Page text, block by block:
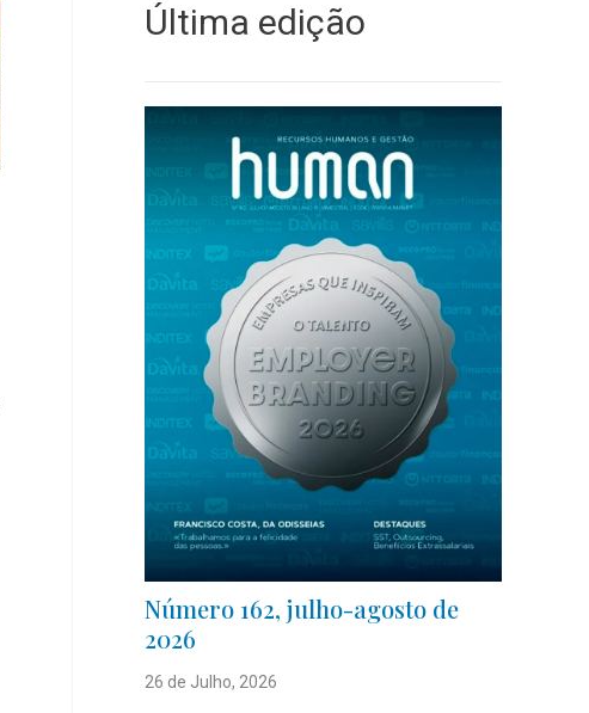
Última edição
Número 162, julho-agosto de
2026
26 de Julho, 2026